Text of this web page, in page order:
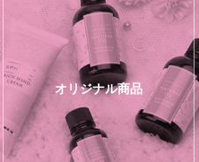
オリジナル商品